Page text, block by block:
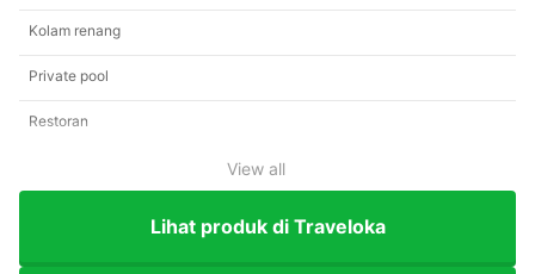
Kolam renang
Private pool
Restoran
View all
Lihat produk di Traveloka